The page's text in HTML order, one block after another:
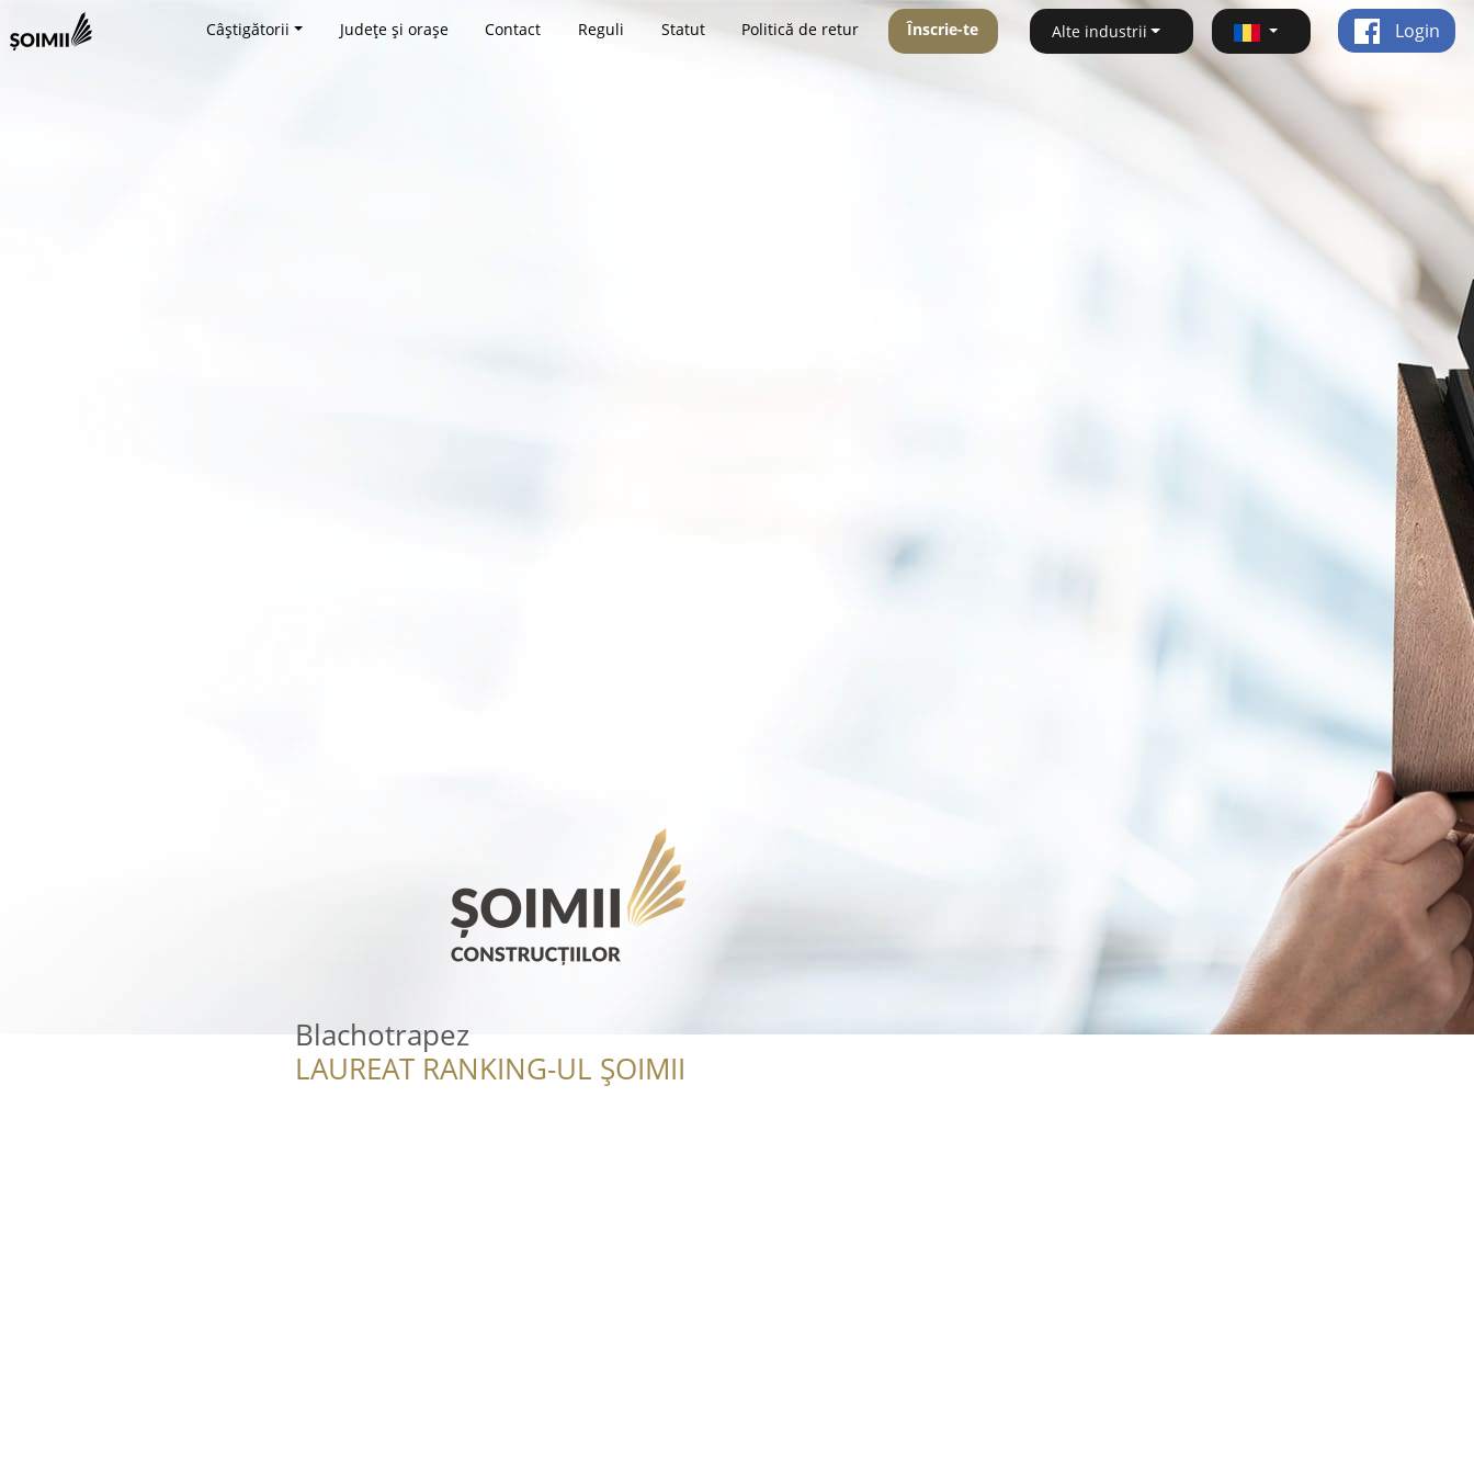
Câștigătorii Județe și orașe Contact Reguli Statut Politică de retur Înscrie-te Alte industrii Login
Blachotrapez
LAUREAT RANKING-UL ȘOIMII